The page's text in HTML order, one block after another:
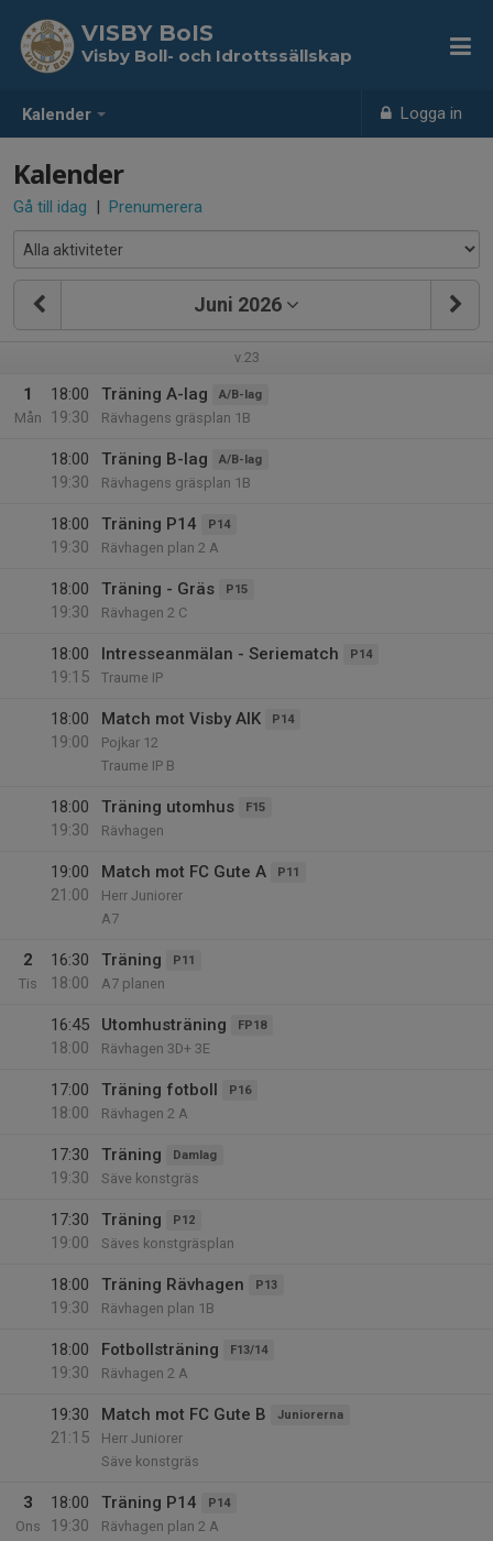
Kalender Logga in
VISBY BoIS
Visby Boll- och Idrottssällskap
Kalender
Gå till idag | Prenumerera
Juni 2026
v.23
1
Mån
18:00
19:30
Träning A-lag A/B-lag
Rävhagens gräsplan 1B
18:00
19:30
Träning B-lag A/B-lag
Rävhagens gräsplan 1B
18:00
19:30
Träning P14 P14
Rävhagen plan 2 A
18:00
19:30
Träning - Gräs P15
Rävhagen 2 C
18:00
19:15
Intresseanmälan - Seriematch P14
Traume IP
18:00
19:00
Match mot Visby AIK P14
Pojkar 12
Traume IP B
18:00
19:30
Träning utomhus F15
Rävhagen
19:00
21:00
Match mot FC Gute A P11
Herr Juniorer
A7
2
Tis
16:30
18:00
Träning P11
A7 planen
16:45
18:00
Utomhusträning FP18
Rävhagen 3D+ 3E
17:00
18:00
Träning fotboll P16
Rävhagen 2 A
17:30
19:30
Träning Damlag
Säve konstgräs
17:30
19:00
Träning P12
Säves konstgräsplan
18:00
19:30
Träning Rävhagen P13
Rävhagen plan 1B
18:00
19:30
Fotbollsträning F13/14
Rävhagen 2 A
19:30
21:15
Match mot FC Gute B Juniorerna
Herr Juniorer
Säve konstgräs
3
Ons
18:00
19:30
Träning P14 P14
Rävhagen plan 2 A